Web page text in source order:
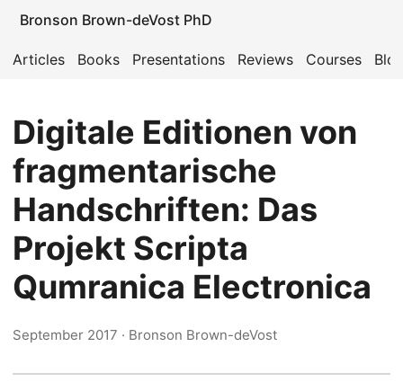
Bronson Brown-deVost PhD
Articles Books Presentations Reviews Courses
Digitale Editionen von
fragmentarische
Handschriften: Das
Projekt Scripta
Qumranica Electronica
September 2017 · Bronson Brown-deVost